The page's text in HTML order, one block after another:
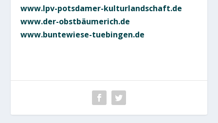
www.lpv-potsdamer-kulturlandschaft.de
www.der-obstbäumerich.de
www.buntewiese-tuebingen.de